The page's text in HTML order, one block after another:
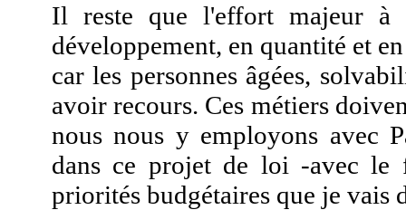
Il reste que l'effort majeur à
développement, en quantité et
car les personnes âgées,
avoir recours. Ces métiers
nous nous y employons avec
dans ce projet de loi -avec le
priorités budgétaires que je vais